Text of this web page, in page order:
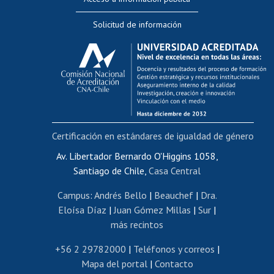
Evaluación docente
Calificación académica
Postulación al AUCAI
Funcionarias/os
Cursos internos de capacitación
Bienestar del personal
Portal de movilidad interna
Certificado de renta
Certificado de renta honorarios
Editar páginas blancas
Extranjeras/os
Revalidación y reconocimiento de títulos
Postulación al Programa de Movilidad Estudiantil
Solicitud de información
Av. Libertador Bernardo O'Higgins 1058,
Santiago de Chile, Casa Central
Campus: Andrés Bello | Beauchef| Dra.
Eloísa Díaz | Juan Gómez Millas | Sur |
más recintos
+56 2 29782000 | Teléfonos y correos |
Mapa del portal| Contacto
Certificación en estándares de igualdad de género